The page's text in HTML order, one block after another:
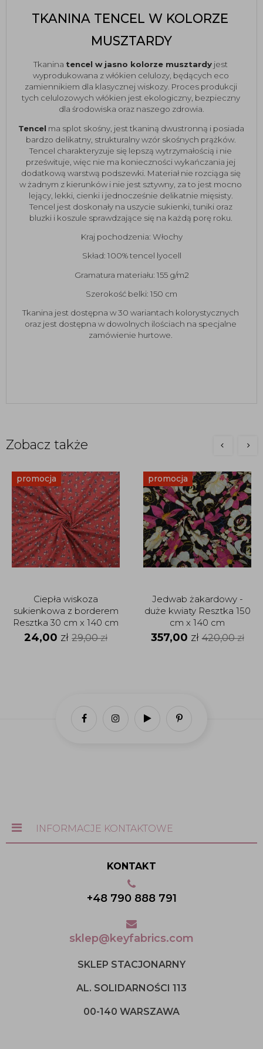
TKANINA TENCEL W KOLORZE
MUSZTARDY
Tkanina tencel w jasno kolorze musztardy jest
wyprodukowana z włókien celulozy, będących eco
zamiennikiem dla klasycznej wiskozy. Proces produkcji
tych celulozowych włókien jest ekologiczny, bezpieczny
dla środowiska oraz naszego zdrowia.
Tencel ma splot skośny, jest tkaniną dwustronną i posiada
bardzo delikatny, strukturalny wzór skośnych prążków.
Tencel charakteryzuje się lepszą wytrzymałością i nie
prześwituje, więc nie ma konieczności wykańczania jej
dodatkową warstwą podszewki. Materiał nie rozciąga się
w żadnym z kierunków i nie jest sztywny, za to jest mocno
lejący, lekki, cienki i jednocześnie delikatnie mięsisty.
Tencel jest doskonały na uszycie sukienki, tuniki oraz
bluzki i koszule sprawdzające się na każdą porę roku.
Kraj pochodzenia: Włochy
Skład: 100% tencel lyocell
Gramatura materiału: 155 g/m2
Szerokość belki: 150 cm
Tkanina jest dostępna w 30 wariantach kolorystycznych
oraz jest dostępna w dowolnych ilościach na specjalne
zamówienie hurtowe.
Zobacz także
promocja
Ciepła wiskoza
sukienkowa z borderem
Resztka 30 cm x 140 cm
24,00 zł 29,00zł
promocja
Jedwab żakardowy -
duże kwiaty Resztka 150
cm x 140 cm
357,00 zł 420,00zł
INFORMACJE KONTAKTOWE
KONTAKT
+48 790 888 791
sklep@keyfabrics.com
SKLEP STACJONARNY
AL. SOLIDARNOŚCI 113
00-140 WARSZAWA